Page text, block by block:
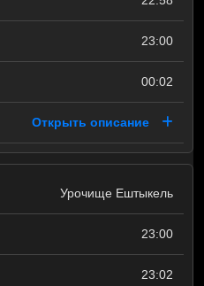
23:00
00:02
Открыть описание
Урочище Ештыкель
23:00
23:02